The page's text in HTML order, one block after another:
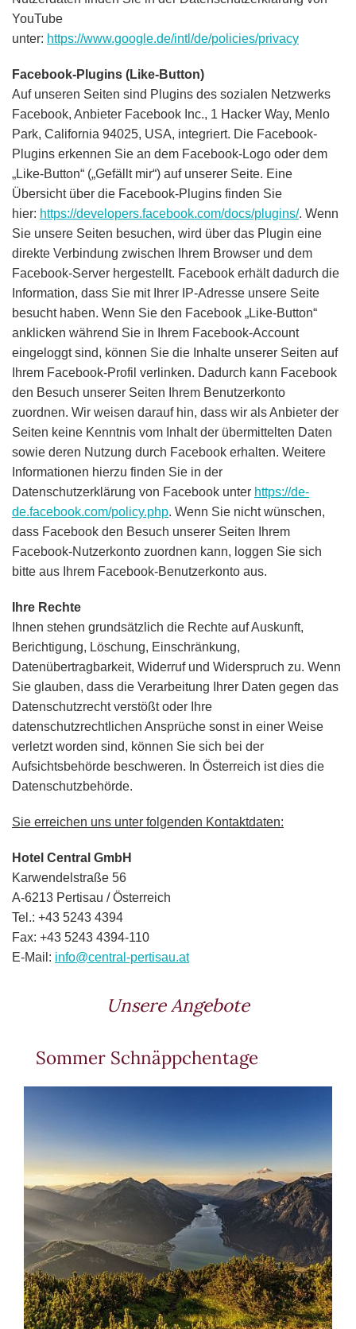
YouTube
unter: https://www.google.de/intl/de/policies/privacy
Facebook-Plugins (Like-Button)
Auf unseren Seiten sind Plugins des sozialen Netzwerks
Facebook, Anbieter Facebook Inc., 1 Hacker Way, Menlo
Park, California 94025, USA, integriert. Die Facebook-
Plugins erkennen Sie an dem Facebook-Logo oder dem
„Like-Button“ („Gefällt mir“) auf unserer Seite. Eine
Übersicht über die Facebook-Plugins finden Sie
hier: https://developers.facebook.com/docs/plugins/. Wenn
Sie unsere Seiten besuchen, wird über das Plugin eine
direkte Verbindung zwischen Ihrem Browser und dem
Facebook-Server hergestellt. Facebook erhält dadurch die
Information, dass Sie mit Ihrer IP-Adresse unsere Seite
besucht haben. Wenn Sie den Facebook „Like-Button“
anklicken während Sie in Ihrem Facebook-Account
eingeloggt sind, können Sie die Inhalte unserer Seiten auf
Ihrem Facebook-Profil verlinken. Dadurch kann Facebook
den Besuch unserer Seiten Ihrem Benutzerkonto
zuordnen. Wir weisen darauf hin, dass wir als Anbieter der
Seiten keine Kenntnis vom Inhalt der übermittelten Daten
sowie deren Nutzung durch Facebook erhalten. Weitere
Informationen hierzu finden Sie in der
Datenschutzerklärung von Facebook unter https://de-
de.facebook.com/policy.php. Wenn Sie nicht wünschen,
dass Facebook den Besuch unserer Seiten Ihrem
Facebook-Nutzerkonto zuordnen kann, loggen Sie sich
bitte aus Ihrem Facebook-Benutzerkonto aus.
Ihre Rechte
Ihnen stehen grundsätzlich die Rechte auf Auskunft,
Berichtigung, Löschung, Einschränkung,
Datenübertragbarkeit, Widerruf und Widerspruch zu. Wenn
Sie glauben, dass die Verarbeitung Ihrer Daten gegen das
Datenschutzrecht verstößt oder Ihre
datenschutzrechtlichen Ansprüche sonst in einer Weise
verletzt worden sind, können Sie sich bei der
Aufsichtsbehörde beschweren. In Österreich ist dies die
Datenschutzbehörde.
Sie erreichen uns unter folgenden Kontaktdaten:
Hotel Central GmbH
Karwendelstraße 56
A-6213 Pertisau / Österreich
Tel.: +43 5243 4394
Fax: +43 5243 4394-110
E-Mail: info@central-pertisau.at
Unsere Angebote
Sommer Schnäppchentage